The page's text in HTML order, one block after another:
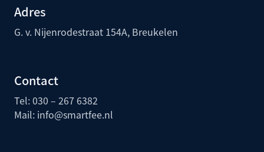
Adres
G. v. Nijenrodestraat 154A, Breukelen
Contact
Tel: 030 – 267 6382
Mail: info@smartfee.nl